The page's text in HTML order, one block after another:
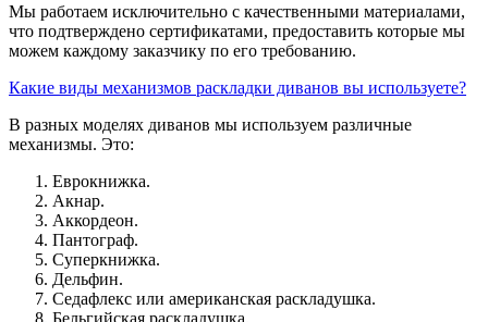
Мы работаем исключительно с качественными материалами,
что подтверждено сертификатами, предоставить которые мы
можем каждому заказчику по его требованию.
Какие виды механизмов раскладки диванов вы используете?
В разных моделях диванов мы используем различные
механизмы. Это:
Еврокнижка.
Акнар.
Аккордеон.
Пантограф.
Суперкнижка.
Дельфин.
Седафлекс или американская раскладушка.
Бельгийская раскладушка.